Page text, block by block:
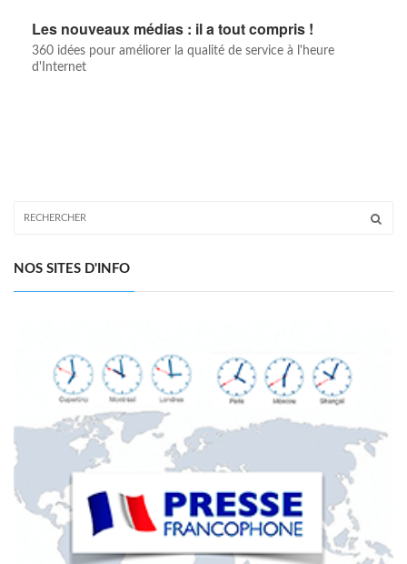
Les nouveaux médias : il a tout compris !
360 idées pour améliorer la qualité de service à l'heure
d'Internet
NOS SITES D'INFO